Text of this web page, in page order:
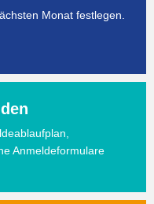
Monat festlegen.
Anmeldeformulare